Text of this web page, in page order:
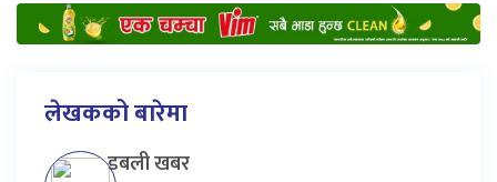
लेखकको बारेमा
डबली खबर